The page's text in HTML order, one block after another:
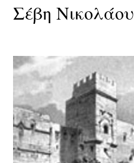
Σέβη Νικολάου